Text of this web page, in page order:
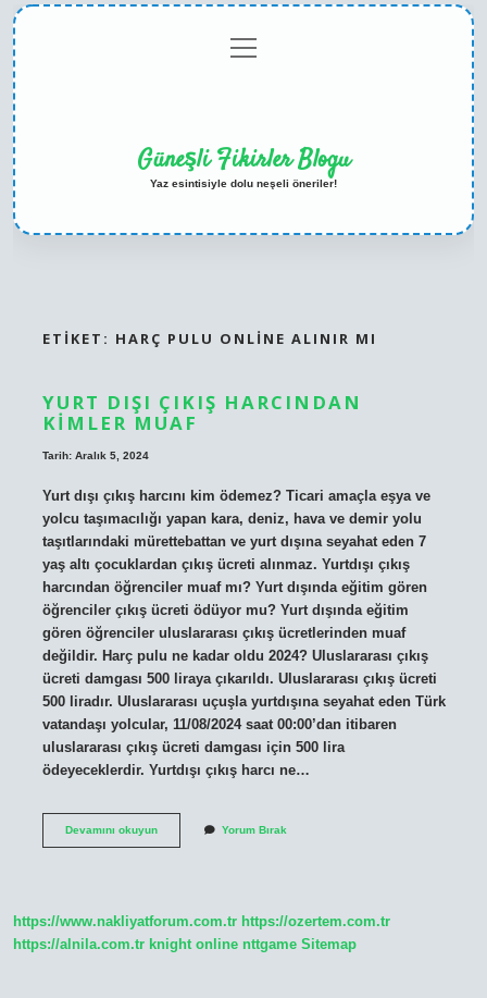
menüyü
aç
Güneşli Fikirler Blogu
Yaz esintisiyle dolu neşeli öneriler!
ETIKET: HARÇ PULU ONLINE ALINIR MI
YURT DIŞI ÇIKIŞ HARCINDAN
KIMLER MUAF
Tarih: Aralık 5, 2024
Yurt dışı çıkış harcını kim ödemez? Ticari amaçla eşya ve
yolcu taşımacılığı yapan kara, deniz, hava ve demir yolu
taşıtlarındaki mürettebattan ve yurt dışına seyahat eden 7
yaş altı çocuklardan çıkış ücreti alınmaz. Yurtdışı çıkış
harcından öğrenciler muaf mı? Yurt dışında eğitim gören
öğrenciler çıkış ücreti ödüyor mu? Yurt dışında eğitim
gören öğrenciler uluslararası çıkış ücretlerinden muaf
değildir. Harç pulu ne kadar oldu 2024? Uluslararası çıkış
ücreti damgası 500 liraya çıkarıldı. Uluslararası çıkış ücreti
500 liradır. Uluslararası uçuşla yurtdışına seyahat eden Türk
vatandaşı yolcular, 11/08/2024 saat 00:00’dan itibaren
uluslararası çıkış ücreti damgası için 500 lira
ödeyeceklerdir. Yurtdışı çıkış harcı ne…
Devamını okuyunYurt
Yorum Bırak
https://www.nakliyatforum.com.tr https://ozertem.com.tr
https://alnila.com.tr knight online nttgame Sitemap